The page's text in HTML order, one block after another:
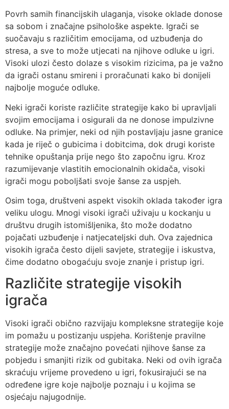
Povrh samih financijskih ulaganja, visoke oklade donose
sa sobom i značajne psihološke aspekte. Igrači se
suočavaju s različitim emocijama, od uzbuđenja do
stresa, a sve to može utjecati na njihove odluke u igri.
Visoki ulozi često dolaze s visokim rizicima, pa je važno
da igrači ostanu smireni i proračunati kako bi donijeli
najbolje moguće odluke.
Neki igrači koriste različite strategije kako bi upravljali
svojim emocijama i osigurali da ne donose impulzivne
odluke. Na primjer, neki od njih postavljaju jasne granice
kada je riječ o gubicima i dobitcima, dok drugi koriste
tehnike opuštanja prije nego što započnu igru. Kroz
razumijevanje vlastitih emocionalnih okidača, visoki
igrači mogu poboljšati svoje šanse za uspjeh.
Osim toga, društveni aspekt visokih oklada također igra
veliku ulogu. Mnogi visoki igrači uživaju u kockanju u
društvu drugih istomišljenika, što može dodatno
pojačati uzbuđenje i natjecateljski duh. Ova zajednica
visokih igrača često dijeli savjete, strategije i iskustva,
čime dodatno obogaćuju svoje znanje i pristup igri.
Različite strategije visokih
igrača
Visoki igrači obično razvijaju kompleksne strategije koje
im pomažu u postizanju uspjeha. Korištenje pravilne
strategije može značajno povećati njihove šanse za
pobjedu i smanjiti rizik od gubitaka. Neki od ovih igrača
skraćuju vrijeme provedeno u igri, fokusirajući se na
određene igre koje najbolje poznaju i u kojima se
osjećaju najugodnije.